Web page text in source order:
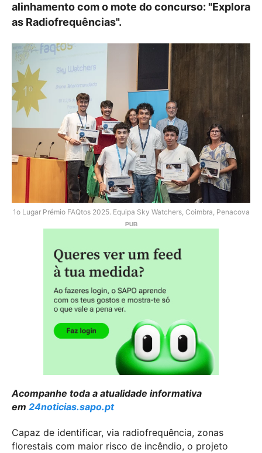
alinhamento com o mote do concurso: "Explora
as Radiofrequências".
1o Lugar Prémio FAQtos 2025. Equipa Sky Watchers, Coimbra, Penacova
Acompanhe toda a atualidade informativa
em 24noticias.sapo.pt
Capaz de identificar, via radiofrequência, zonas
florestais com maior risco de incêndio, o projeto